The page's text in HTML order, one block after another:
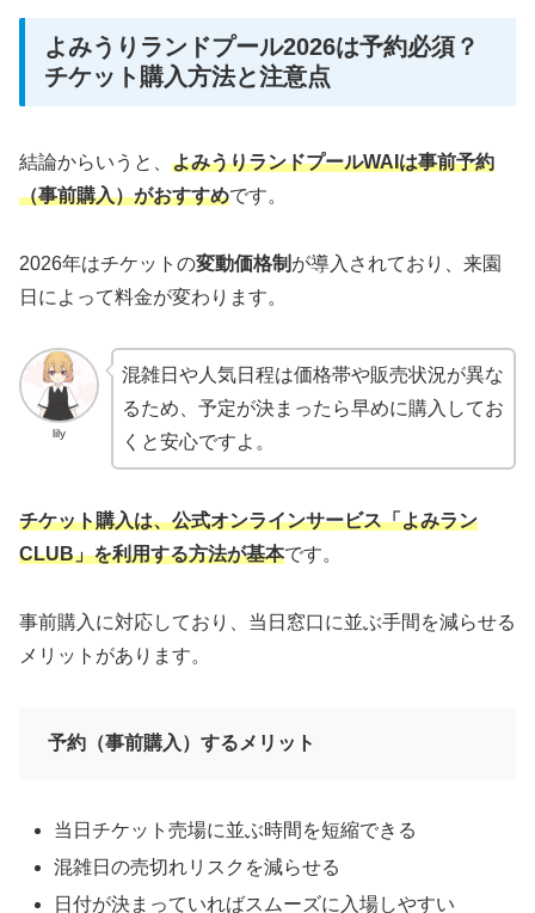
よみうりランドプール2026は予約必須？
チケット購入方法と注意点
結論からいうと、 よみうりランドプールWAIは事前予約
（事前購入）がおすすめです。
2026年はチケットの変動価格制 が導入されており、来園
日によって料金が変わります。
lily
混雑日や人気日程は価格帯や販売状況が異な
るため、予定が決まったら早めに購入してお
くと安心ですよ。
チケット購入は、公式オンラインサービス「よみラン
CLUB」を利用する方法が基本です。
事前購入に対応しており、当日窓口に並ぶ手間を減らせる
メリットがあります。
予約（事前購入）するメリット
当日チケット売場に並ぶ時間を短縮できる
混雑日の売切れリスクを減らせる
日付が決まっていればスムーズに入場しやすい